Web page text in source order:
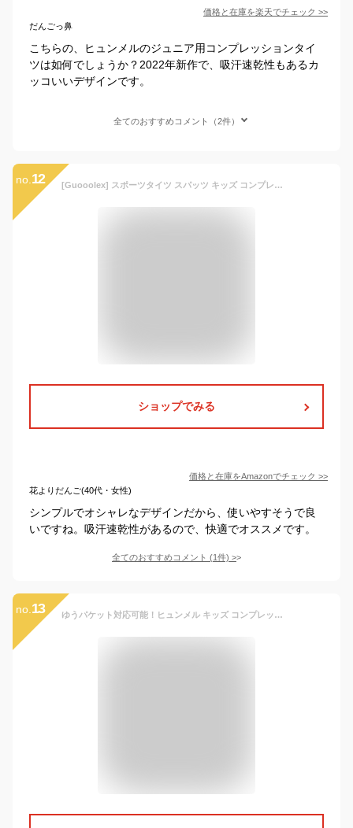
価格と在庫を楽天でチェック >>
だんごっ鼻
こちらの、ヒュンメルのジュニア用コンプレッションタイ
ツは如何でしょうか？2022年新作で、吸汗速乾性もあるカ
ッコいいデザインです。
全てのおすすめコメント（2件）
no. 12 [Guooolex] スポーツタイツ スパッツ キッズ コンプレッションウェア スポーツインナー レギンス パワーストレッチ 保温インナー 吸汗速乾 0013-pants-blk-blk-28/140
ショップでみる
価格と在庫をAmazonでチェック >>
花よりだんご(40代・女性)
シンプルでオシャレなデザインだから、使いやすそうで良
いですね。吸汗速乾性があるので、快適でオススメです。
全てのおすすめコメント (1件) >
no. 13 ゆうパケット対応可能！ヒュンメル キッズ コンプレッション ロングタイツ hummel JR. ロングフィットインナーパンツ ジュニア 子供 スパッツ アンダーウェア 吸汗速乾 スポーツウェア トレーニング ウェア 部活 クラブ 得割20 HJP6039LP